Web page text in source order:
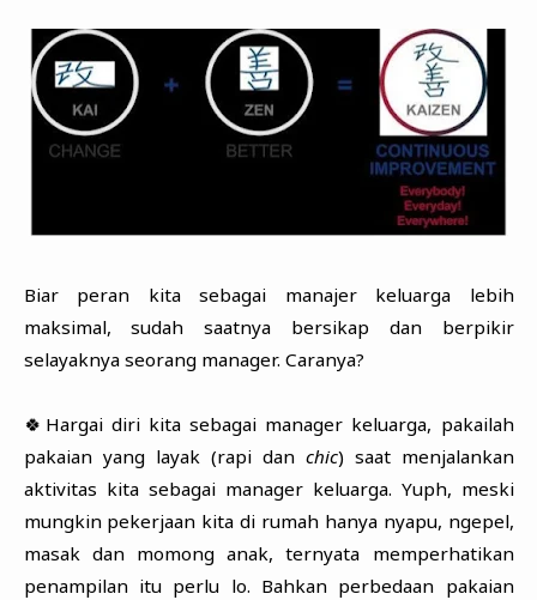
Biar peran kita sebagai manajer keluarga lebih
maksimal, sudah saatnya bersikap dan berpikir
selayaknya seorang manager. Caranya?
🍀Hargai diri kita sebagai manager keluarga, pakailah
pakaian yang layak (rapi dan chic) saat menjalankan
aktivitas kita sebagai manager keluarga. Yuph, meski
mungkin pekerjaan kita di rumah hanya nyapu, ngepel,
masak dan momong anak, ternyata memperhatikan
penampilan itu perlu lo. Bahkan perbedaan pakaian